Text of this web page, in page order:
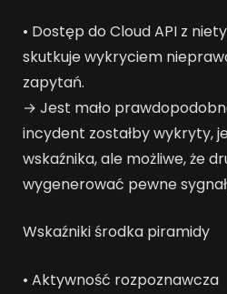
• Dostęp do Cloud API z
skutkuje wykryciem
zapytań.
→ Jest mało
incydent zostałby wykryty,
wskaźnika, ale możliwe, że
wygenerować pewne
Wskaźniki środka piramidy
• Aktywność rozpoznawcza